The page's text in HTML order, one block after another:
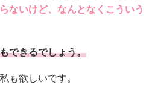
ないけど、なんとなくこういう
できるでしょう。
も欲しいです。